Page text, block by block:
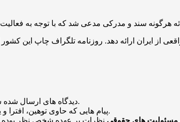
دیدگاه های ارسالمنتشر خواهد شد.
پیام هایی که حاوی توهین، افترا وباشد منتشر نخواهد شد.
مسئولیت های حقوقی نظرات بر عهده شخص نظر بوده